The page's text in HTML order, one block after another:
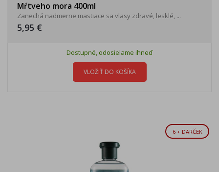
Mŕtveho mora 400ml
Zanechá nadmerne mastiace sa vlasy zdravé, lesklé, ...
5,95 €
Dostupné, odosielame ihneď
VLOŽIŤ DO KOŠÍKA
6 + DARČEK